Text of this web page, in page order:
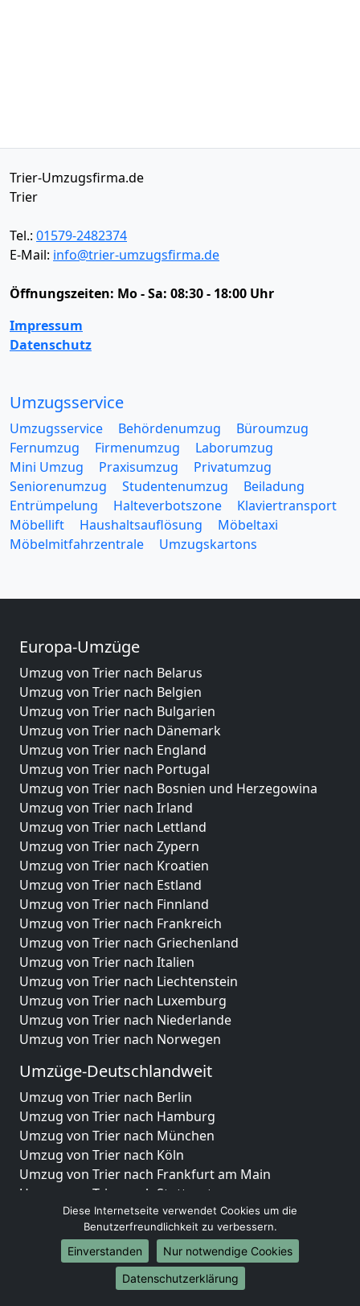
Trier-Umzugsfirma.de
Trier
Tel.: 01579-2482374
E-Mail: info@trier-umzugsfirma.de
Öffnungszeiten: Mo - Sa: 08:30 - 18:00 Uhr
Impressum
Datenschutz
Umzugsservice
Umzugsservice Behördenumzug
Büroumzug
Fernumzug
Firmenumzug
Laborumzug
Mini Umzug
Praxisumzug
Privatumzug
Seniorenumzug
Studentenumzug
Beiladung
Entrümpelung
Halteverbotszone
Klaviertransport
Möbellift
Haushaltsauflösung
Möbeltaxi
Möbelmitfahrzentrale
Umzugskartons
Europa-Umzüge
Umzug von Trier nach Belarus
Umzug von Trier nach Belgien
Umzug von Trier nach Bulgarien
Umzug von Trier nach Dänemark
Umzug von Trier nach England
Umzug von Trier nach Portugal
Umzug von Trier nach Bosnien und Herzegowina
Umzug von Trier nach Irland
Umzug von Trier nach Lettland
Umzug von Trier nach Zypern
Umzug von Trier nach Kroatien
Umzug von Trier nach Estland
Umzug von Trier nach Finnland
Umzug von Trier nach Frankreich
Umzug von Trier nach Griechenland
Umzug von Trier nach Italien
Umzug von Trier nach Liechtenstein
Umzug von Trier nach Luxemburg
Umzug von Trier nach Niederlande
Umzug von Trier nach Norwegen
Umzüge-Deutschlandweit
Umzug von Trier nach Berlin
Umzug von Trier nach Hamburg
Umzug von Trier nach München
Umzug von Trier nach Köln
Umzug von Trier nach Frankfurt am Main
Umzug von Trier nach Stuttgart
Umzug von Trier nach Düsseldorf
Umzug von Trier nach Leipzig
Umzug von Trier nach Dortmund
Umzug von Trier nach Essen
Umzug von Trier nach Bremen
Diese Internetseite verwendet Cookies um die
Benutzerfreundlichkeit zu verbessern.
Einverstanden
Nur notwendige Cookies
Datenschutzerklärung